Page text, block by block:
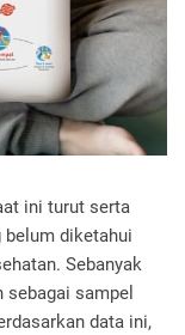
ini turut serta
diketahui
Sebanyak
sebagai sampel
data ini,